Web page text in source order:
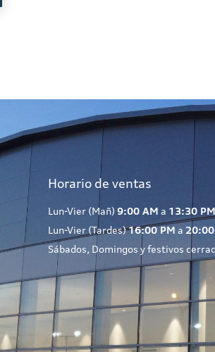
Horario de ventas
Lun-Vier (Mañ) 9:00 AM a 13:30 PM
Lun-Vier (Tardes)16:00 PM a
Sábados, Domingos y festivos